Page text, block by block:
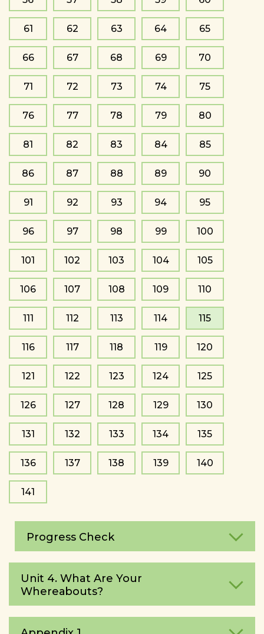
61 62 63 64 65
66 67 68 69 70
71 72 73 74 75
76 77 78 79 80
81 82 83 84 85
86 87 88 89 90
91 92 93 94 95
96 97 98 99 100
101 102 103 104 105
106 107 108 109 110
111 112 113 114 115
116 117 118 119 120
121 122 123 124 125
126 127 128 129 130
131 132 133 134 135
136 137 138 139 140
141
Progress Check
Unit 4. What Are Your
Whereаbouts?